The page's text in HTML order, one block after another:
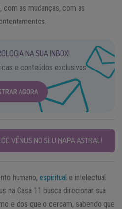
com as mudanças, com as
NA SUA INBOX!
e conteúdos exclusivos.
AGORA
VÊNUS NO SEU MAPA ASTRAL!
humano, espiritual e intelectual
na Casa 11 busca direcionar sua
e dos que o cercam, sabendo que